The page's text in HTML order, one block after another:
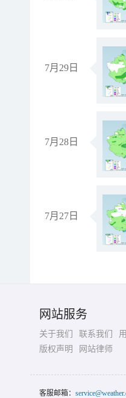
7月29日
7月28日
7月27日
网站服务
关于我们 联系我们
版权声明
网站律师
客服邮箱：